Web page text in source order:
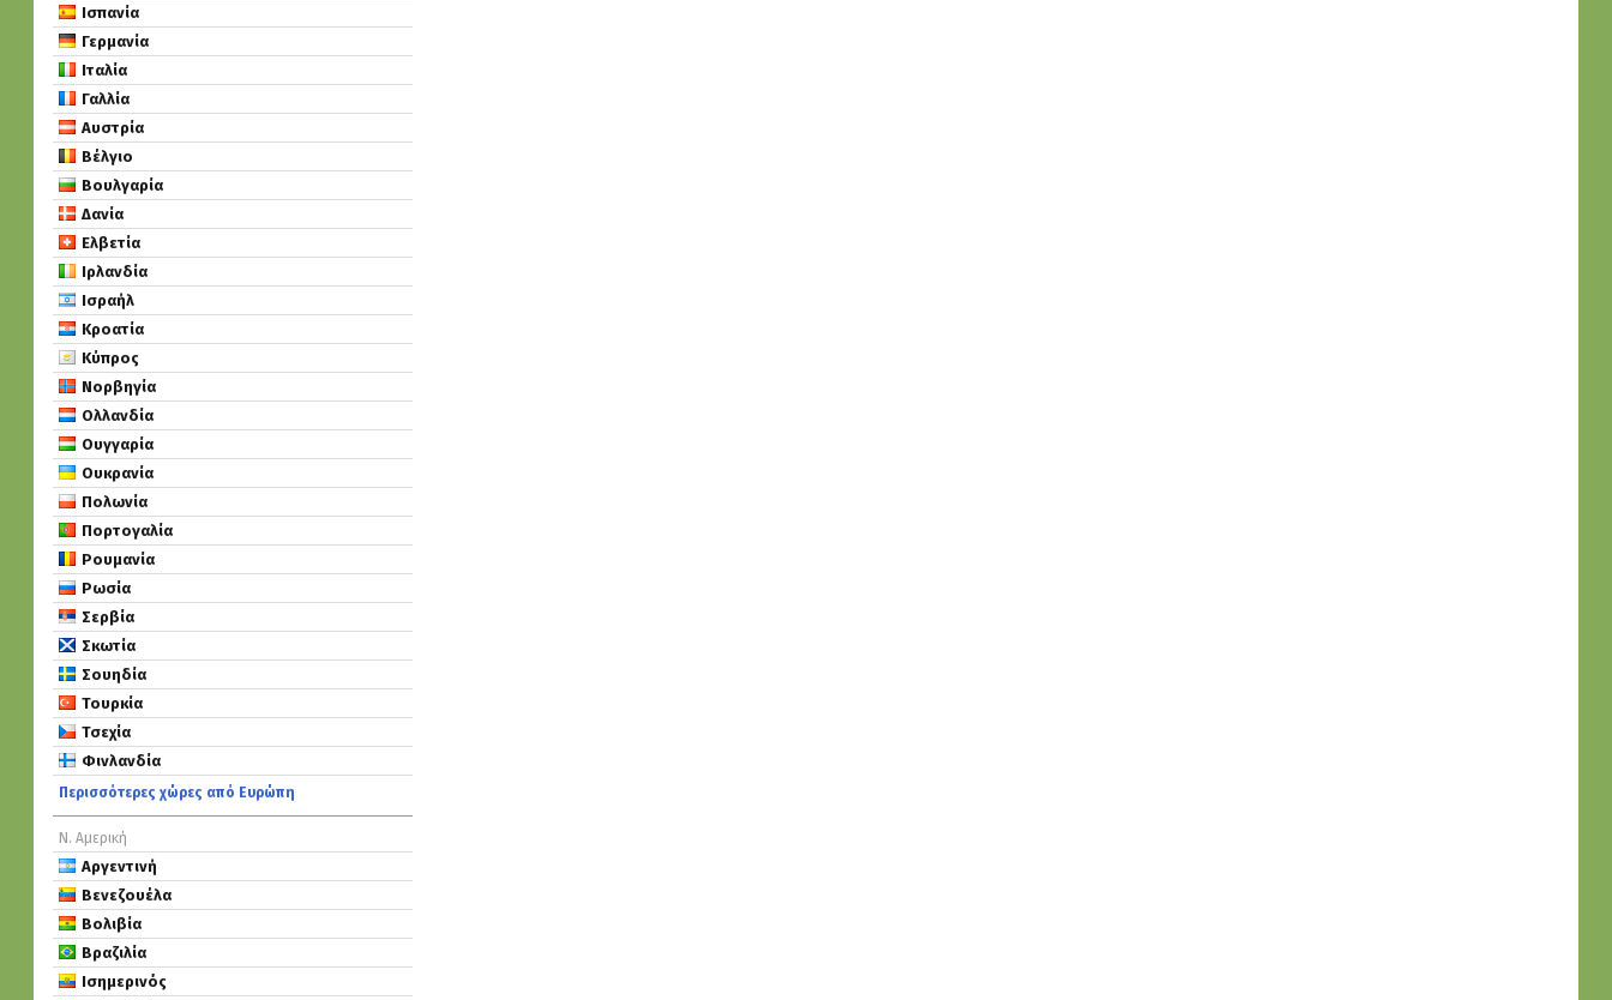
Ισπανία
Γερμανία
Ιταλία
Γαλλία
Αυστρία
Βέλγιο
Βουλγαρία
Δανία
Ελβετία
Ιρλανδία
Ισραήλ
Κροατία
Κύπρος
Νορβηγία
Ολλανδία
Ουγγαρία
Ουκρανία
Πολωνία
Πορτογαλία
Ρουμανία
Ρωσία
Σερβία
Σκωτία
Σουηδία
Τουρκία
Τσεχία
Φινλανδία
Περισσότερες χώρες από Ευρώπη
Ν. Αμερική
Αργεντινή
Βενεζουέλα
Βολιβία
Βραζιλία
Ισημερινός